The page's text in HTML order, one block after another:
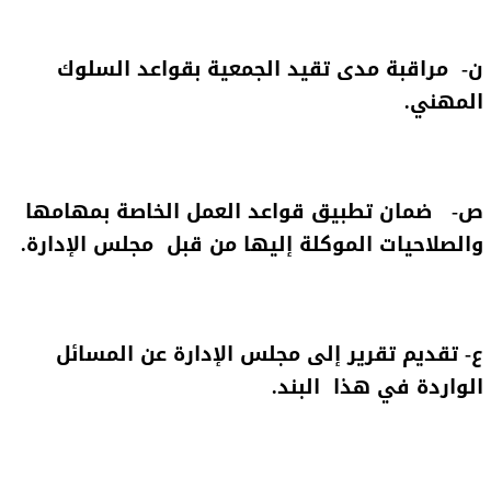
ن‌- مراقبة مدى تقيد الجمعية بقواعد السلوك
المهني.
ص‌- ضمان تطبيق قواعد العمل الخاصة بمهامها
والصلاحيات الموكلة إليها من قبل مجلس الإدارة.
ع- تقديم تقرير إلى مجلس الإدارة عن المسائل
الواردة في هذا البند.